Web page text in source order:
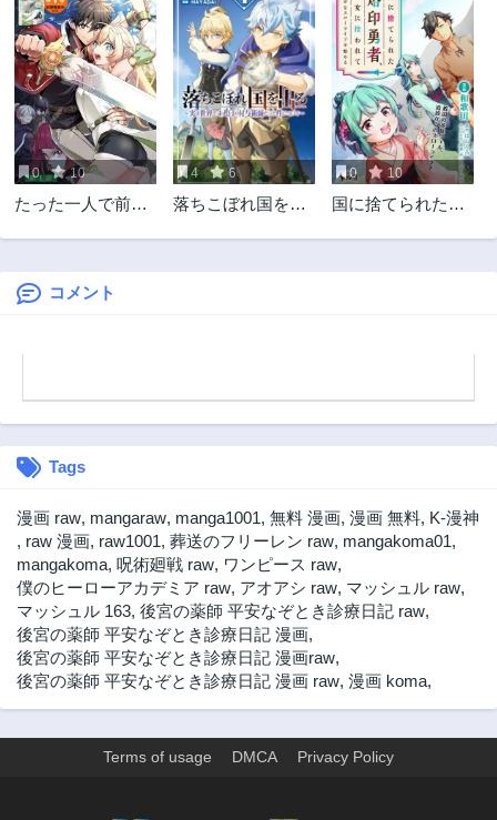
第2.2話
2ヶ月前
第2.1話
1年前
第1話
1年前
0 10
たった一人で前線
って？ もうい
い。俺は好き勝手
てもらう。～今度
って祖国に牙を剥
きます～
4 6
落ちこぼれ国を出
た件について〜
0 10
国に捨てられた烙
ーライフを始める
コメント
Tags
漫画 raw, mangaraw, manga1001, 無料 漫画, 漫画 無料, K-漫神
, raw 漫画, raw1001, 葬送のフリーレン raw, mangakoma01,
mangakoma, 呪術廻戦 raw, ワンピース raw,
僕のヒーローアカデミア raw, アオアシ raw, マッシュル raw,
マッシュル 163, 後宮の薬師 平安なぞとき診療日記 raw,
後宮の薬師 平安なぞとき診療日記 漫画,
後宮の薬師 平安なぞとき診療日記 漫画raw,
後宮の薬師 平安なぞとき診療日記 漫画 raw, 漫画 koma,
Terms of usage DMCA Privacy Policy